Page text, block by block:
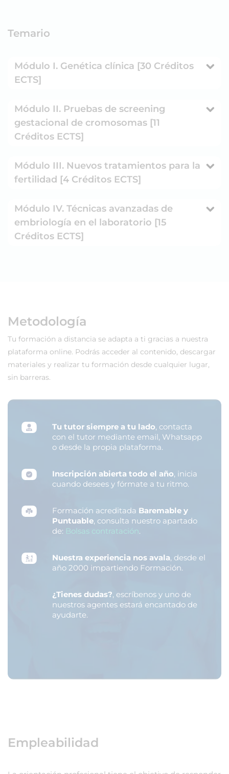
Temario
Módulo I. Genética clínica [30 Créditos
ECTS]
Módulo II. Pruebas de screening
gestacional de cromosomas [11
Créditos ECTS]
Módulo III. Nuevos tratamientos para la
fertilidad [4 Créditos ECTS]
Módulo IV. Técnicas avanzadas de
embriología en el laboratorio [15
Créditos ECTS]
Metodología
Tu formación a distancia se adapta a ti gracias a nuestra
plataforma online. Podrás acceder al contenido, descargar
materiales y realizar tu formación desde cualquier lugar,
sin barreras.
Tu tutor siempre a tu lado, contacta
con el tutor mediante email, Whatsapp
o desde la propia plataforma.
Inscripción abierta todo el año, inicia
cuando desees y fórmate a tu ritmo.
Formación acreditada Baremable y
Puntuable, consulta nuestro apartado
de: Bolsas contratación.
Nuestra experiencia nos avala, desde el
año 2000 impartiendo Formación.
¿Tienes dudas?, escríbenos y uno de
nuestros agentes estará encantado de
ayudarte.
Empleabilidad